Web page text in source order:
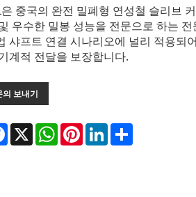
은 중국의 완전 밀폐형 연성철 슬리브
우수한 밀봉 성능을 전문으로 하는
샤프트 연결 시나리오에 널리 적용되
계적 전달을 보장합니다.
의 보내기
Facebook
X WhatsAppPinterestLinkedInShare